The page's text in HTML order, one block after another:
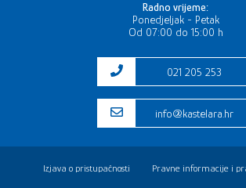
Radno vrijeme:
Ponedjeljak - Petak
Od 07:00 do 15:00 h
021 205 253
info@kastelara.hr
Izjava o pristupačnosti Pravne informacije i